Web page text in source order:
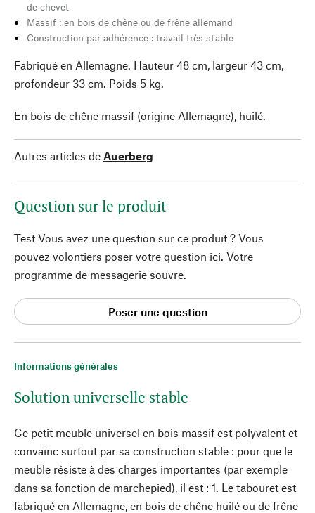
Informations générales
Solution universelle stable
Ce petit meuble universel en bois massif est polyvalent et
convainc surtout par sa construction stable : pour que le
meuble résiste à des charges importantes (par exemple
dans sa fonction de marchepied), il est : 1. Le tabouret est
fabriqué en Allemagne, en bois de chêne huilé ou de frêne
de chevet
Massif : en bois de chêne ou de frêne allemand
Construction par adhérence : travail très stable
Fabriqué en Allemagne. Hauteur 48 cm, largeur 43 cm,
profondeur 33 cm. Poids 5 kg.
En bois de chêne massif (origine Allemagne), huilé.
Autres articles de Auerberg
Question sur le produit
Test Vous avez une question sur ce produit ? Vous
pouvez volontiers poser votre question ici. Votre
programme de messagerie souvre.
Poser une question